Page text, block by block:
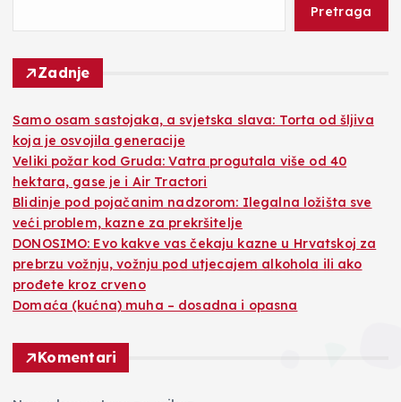
Pretraga
Zadnje
Samo osam sastojaka, a svjetska slava: Torta od šljiva
koja je osvojila generacije
Veliki požar kod Gruda: Vatra progutala više od 40
hektara, gase je i Air Tractori
Blidinje pod pojačanim nadzorom: Ilegalna ložišta sve
veći problem, kazne za prekršitelje
DONOSIMO: Evo kakve vas čekaju kazne u Hrvatskoj za
prebrzu vožnju, vožnju pod utjecajem alkohola ili ako
prođete kroz crveno
Domaća (kućna) muha – dosadna i opasna
Komentari